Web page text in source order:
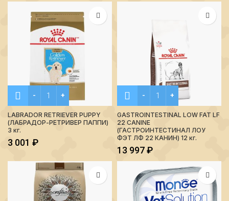
Количество LABRADOR RETRIEVER PUPPY (ЛАБРАДОР-
LABRADOR RETRIEVER PUPPY
(ЛАБРАДОР-РЕТРИВЕР ПАППИ)
3 кг.
3 001 ₽
Количество
GASTROINTESTINAL LOW FAT LF
22 CANINE
(ГАСТРОИНТЕСТИНАЛ ЛОУ
ФЭТ ЛФ 22 КАНИН) 12 кг.
13 997₽